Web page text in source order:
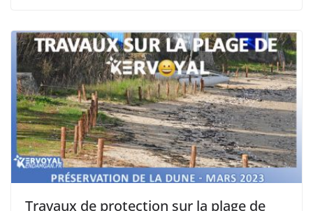
Travaux de protection sur la plage de